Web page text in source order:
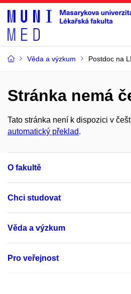
Věda a výzkum Postdoc na
Stránka nemá
Tato stránka není k dispozici v
automatický překlad.
O fakultě
Chci studovat
Věda a výzkum
Pro veřejnost